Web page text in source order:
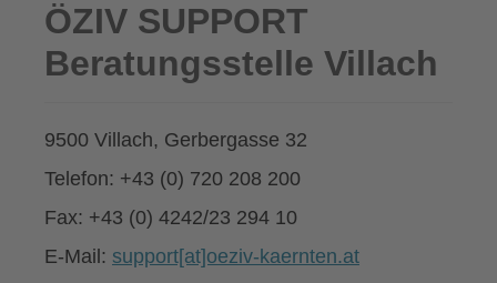
ÖZIV SUPPORT
Beratungsstelle Villach
9500 Villach, Gerbergasse 32
Telefon: +43 (0) 720 208 200
Fax: +43 (0) 4242/23 294 10
E-Mail: support[at]oeziv-kaernten.at